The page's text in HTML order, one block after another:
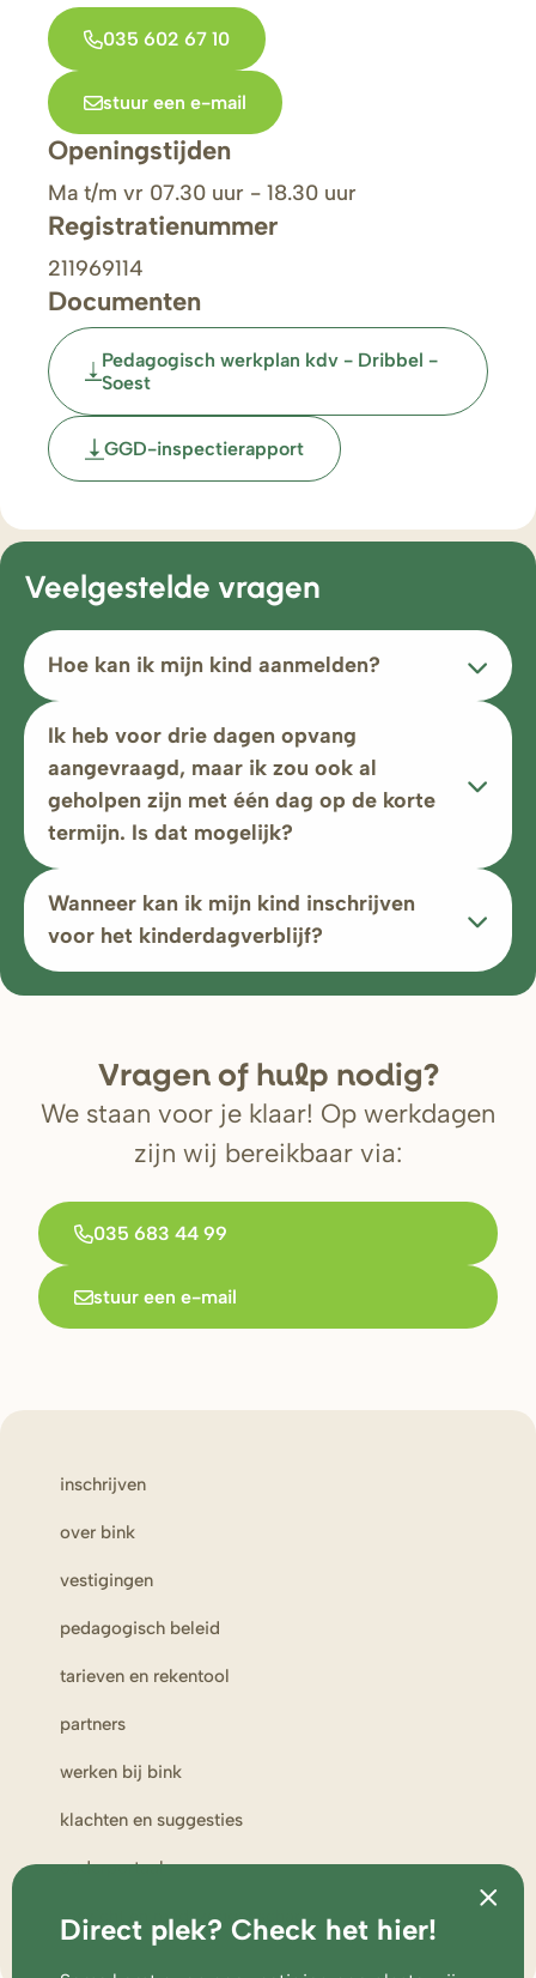
Direct plek? Check het hier!
035 602 67 10
stuur een e-mail
Openingstijden
Ma t/m vr 07.30 uur - 18.30 uur
Registratienummer
211969114
Documenten
Pedagogisch werkplan kdv - Dribbel -
Soest
GGD-inspectierapport
Veelgestelde vragen
Hoe kan ik mijn kind aanmelden?
Ik heb voor drie dagen opvang
aangevraagd, maar ik zou ook al
geholpen zijn met één dag op de korte
termijn. Is dat mogelijk?
Wanneer kan ik mijn kind inschrijven
voor het kinderdagverblijf?
Vragen of hulp nodig?
We staan voor je klaar! Op werkdagen
zijn wij bereikbaar via:
035 683 44 99
stuur een e-mail
inschrijven
over bink
vestigingen
pedagogisch beleid
tarieven en rekentool
partners
werken bij bink
klachten en suggesties
ouderportaal
toezicht en medezeggenschap